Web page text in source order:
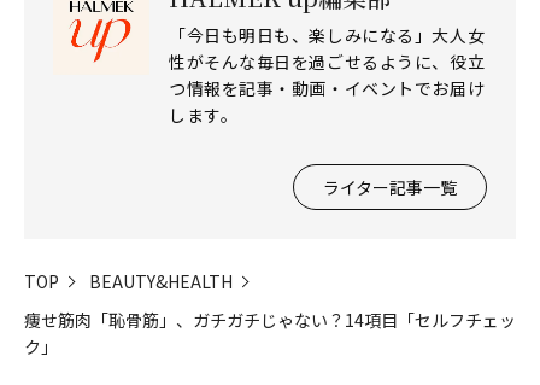
「今日も明日も、楽しみになる」大人女
性がそんな毎日を過ごせるように、役立
つ情報を記事・動画・イベントでお届け
します。
ライター記事一覧
TOP
BEAUTY&HEALTH
痩せ筋肉「恥骨筋」、ガチガチじゃない？14項目「セルフチェッ
ク」